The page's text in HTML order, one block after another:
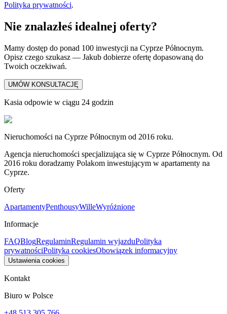
Polityka prywatności.
Nie znalazłeś idealnej oferty?
Mamy dostęp do ponad 100 inwestycji na Cyprze Północnym.
Opisz czego szukasz — Jakub dobierze ofertę dopasowaną do
Twoich oczekiwań.
UMÓW KONSULTACJĘ
Kasia odpowie w ciągu 24 godzin
Nieruchomości na Cyprze Północnym od 2016 roku.
Agencja nieruchomości specjalizująca się w Cyprze Północnym. Od
2016 roku doradzamy Polakom inwestującym w apartamenty na
Cyprze.
Oferty
ApartamentyPenthousyWilleWyróżnione
Informacje
FAQBlogRegulaminRegulamin wyjazduPolityka
prywatnościPolityka cookiesObowiązek informacyjny
Ustawienia cookies
Kontakt
Biuro w Polsce